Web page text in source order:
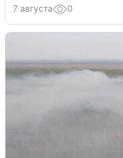
7 августа 0